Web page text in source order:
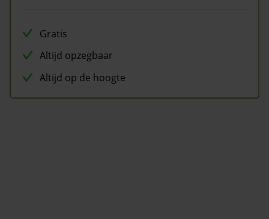
Gratis
Altijd opzegbaar
Altijd op de hoogte